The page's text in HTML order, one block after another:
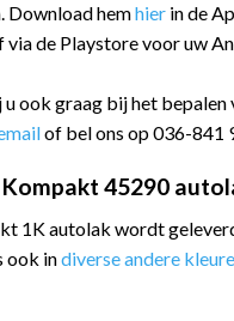
Download hemhier in de
via de Playstore voor uw
ook graag bij het bepalen
of bel ons op 036-841
45290
1K autolak wordt
ook indiverse andere